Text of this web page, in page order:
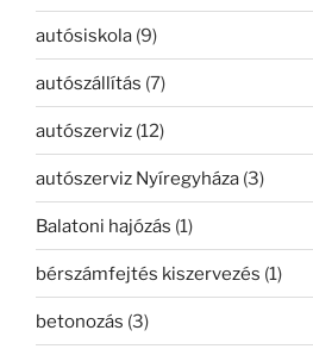
autósiskola (9)
autószállítás (7)
autószerviz (12)
autószerviz Nyíregyháza (3)
Balatoni hajózás (1)
bérszámfejtés kiszervezés (1)
betonozás (3)